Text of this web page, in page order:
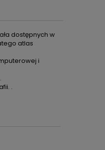
dostępnych w
atlas
i
.